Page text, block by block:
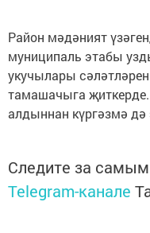
Район мәдәният
муниципаль этабы
укучылары
тамашачыга
алдыннан күргәзмә
Следите за
Telegram-канале